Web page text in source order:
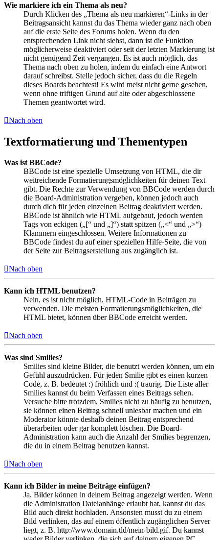
Wie markiere ich ein Thema als neu?
Durch Klicken des „Thema als neu markieren“-Links in der
Beitragsansicht kannst du das Thema wieder ganz nach oben
auf die erste Seite des Forums holen. Wenn du den
entsprechenden Link nicht siehst, dann ist die Funktion
möglicherweise deaktiviert oder seit der letzten Markierung ist
nicht genügend Zeit vergangen. Es ist auch möglich, das
Thema nach oben zu holen, indem du einfach eine Antwort
darauf schreibst. Stelle jedoch sicher, dass du die Regeln
dieses Boards beachtest! Es wird meist nicht gerne gesehen,
wenn ohne triftigen Grund auf alte oder abgeschlossene
Themen geantwortet wird.
Nach oben
Textformatierung und Thementypen
Was ist BBCode?
BBCode ist eine spezielle Umsetzung von HTML, die dir
weitreichende Formatierungsmöglichkeiten für deinen Text
gibt. Die Rechte zur Verwendung von BBCode werden durch
die Board-Administration vergeben, können jedoch auch
durch dich für jeden einzelnen Beitrag deaktiviert werden.
BBCode ist ähnlich wie HTML aufgebaut, jedoch werden
Tags von eckigen („[“ und „]“) statt spitzen („<“ und „>“)
Klammern eingeschlossen. Weitere Informationen zu
BBCode findest du auf einer speziellen Hilfe-Seite, die von
der Seite zur Beitragserstellung aus zugänglich ist.
Nach oben
Kann ich HTML benutzen?
Nein, es ist nicht möglich, HTML-Code in Beiträgen zu
verwenden. Die meisten Formatierungsmöglichkeiten, die
HTML bietet, können über BBCode erreicht werden.
Nach oben
Was sind Smilies?
Smilies sind kleine Bilder, die benutzt werden können, um ein
Gefühl auszudrücken. Für jeden Smilie gibt es einen kurzen
Code, z. B. bedeutet :) fröhlich und :( traurig. Die Liste aller
Smilies kannst du beim Verfassen eines Beitrags sehen.
Versuche bitte trotzdem, Smilies nicht zu häufig zu benutzen,
sie können einen Beitrag schnell unlesbar machen und ein
Moderator könnte deshalb deinen Beitrag entsprechend
überarbeiten oder gar komplett löschen. Die Board-
Administration kann auch die Anzahl der Smilies begrenzen,
die du in einem Beitrag benutzen kannst.
Nach oben
Kann ich Bilder in meine Beiträge einfügen?
Ja, Bilder können in deinem Beitrag angezeigt werden. Wenn
die Administration Dateianhänge erlaubt hat, kannst du das
Bild auch direkt hochladen. Ansonsten musst du zu einem
Bild verlinken, das auf einem öffentlich zugänglichen Server
liegt, z. B. http://www.domain.tld/mein-bild.gif. Du kannst